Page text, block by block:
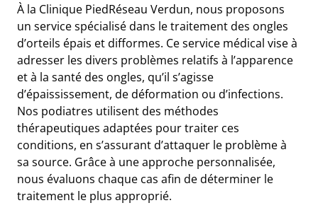
À la Clinique PiedRéseau Verdun, nous proposons
un service spécialisé dans le traitement des ongles
d’orteils épais et difformes. Ce service médical vise à
adresser les divers problèmes relatifs à l’apparence
et à la santé des ongles, qu’il s’agisse
d’épaississement, de déformation ou d’infections.
Nos podiatres utilisent des méthodes
thérapeutiques adaptées pour traiter ces
conditions, en s’assurant d’attaquer le problème à
sa source. Grâce à une approche personnalisée,
nous évaluons chaque cas afin de déterminer le
traitement le plus approprié.